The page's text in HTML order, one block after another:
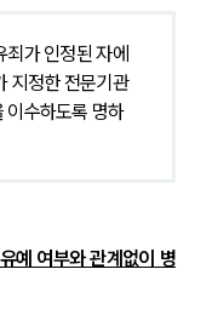
죄가 인정된 자에
지정한 전문기관
이수하도록 명하
예 여부와 관계없이 병